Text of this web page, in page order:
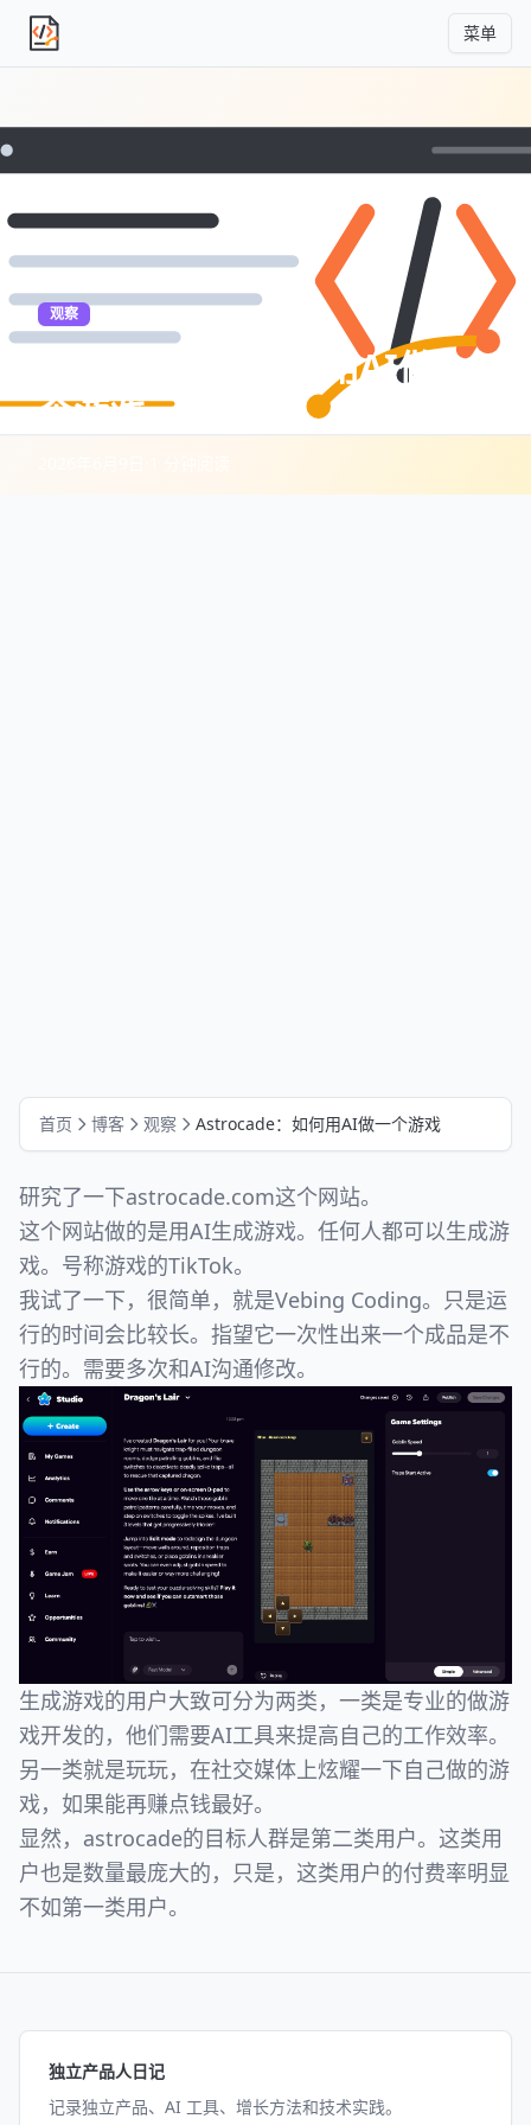
独立产品人日记 菜单
观察
Astrocade：如何用AI做一
个游戏
首页 博客 观察 Astrocade：如何用AI做一个游戏
研究了一下astrocade.com这个网站。
这个网站做的是用AI生成游戏。任何人都可以生成游
戏。号称游戏的TikTok。
我试了一下，很简单，就是Vebing Coding。只是运
行的时间会比较长。指望它一次性出来一个成品是不
行的。需要多次和AI沟通修改。
生成游戏的用户大致可分为两类，一类是专业的做游
戏开发的，他们需要AI工具来提高自己的工作效率。
另一类就是玩玩，在社交媒体上炫耀一下自己做的游
戏，如果能再赚点钱最好。
显然，astrocade的目标人群是第二类用户。这类用
户也是数量最庞大的，只是，这类用户的付费率明显
不如第一类用户。
独立产品人日记
记录独立产品、AI 工具、增长方法和技术实践。